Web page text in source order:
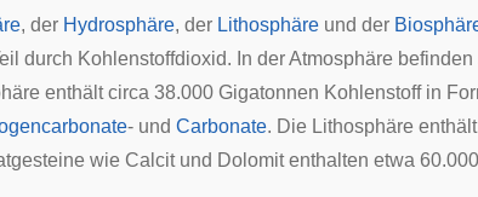
, der Hydrosphäre, der Lithosphäre und der
durch Kohlenstoffdioxid. In der Atmosphäre
enthält circa 38.000 Gigatonnen Kohlenstoff in
- und Carbonate. Die Lithosphäre
wie Calcit und Dolomit enthalten etwa